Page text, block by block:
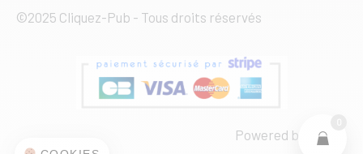
©2025 Cliquez-Pub - Tous droits réservés
Powered by web·ia